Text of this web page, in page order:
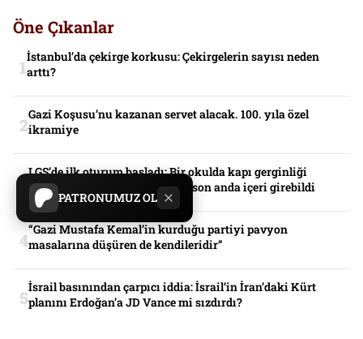
PATRONUMUZ OL
Öne Çıkanlar
İstanbul’da çekirge korkusu: Çekirgelerin sayısı neden
arttı?
Gazi Koşusu’nu kazanan servet alacak. 100. yıla özel
ikramiye
LGS’de ilk oturum başladı: Bir okulda kapı gerginliği
yaşandı, yanlış kimlikle gelen son anda içeri girebildi
“Gazi Mustafa Kemal’in kurduğu partiyi pavyon
masalarına düşüren de kendileridir”
İsrail basınından çarpıcı iddia: İsrail’in İran’daki Kürt
planını Erdoğan’a JD Vance mi sızdırdı?